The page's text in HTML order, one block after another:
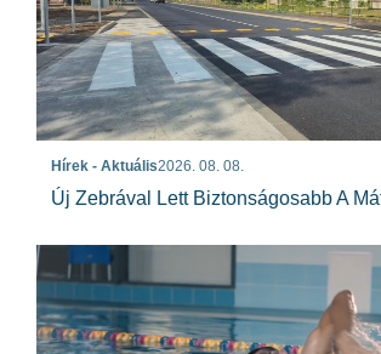
Hírek - Aktuális2026. 08. 08.
Új Zebrával Lett Biztonságosabb A